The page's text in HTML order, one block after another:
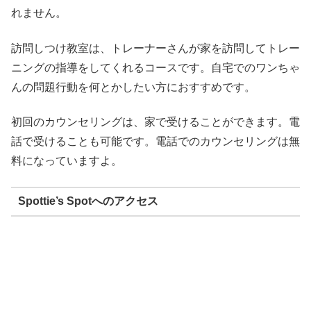
れません。
訪問しつけ教室は、トレーナーさんが家を訪問してトレー
ニングの指導をしてくれるコースです。自宅でのワンちゃ
んの問題行動を何とかしたい方におすすめです。
初回のカウンセリングは、家で受けることができます。電
話で受けることも可能です。電話でのカウンセリングは無
料になっていますよ。
Spottie’s Spotへのアクセス